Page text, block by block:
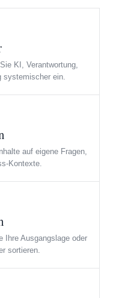
KI, Verantwortung,
systemischer ein.
auf eigene Fragen,
Kontexte.
Ihre Ausgangslage oder
sortieren.